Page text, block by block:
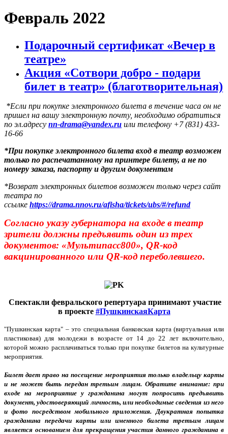
Февраль 2022
Подарочный сертификат «Вечер в
театре»
Акция «Сотвори добро - подари
билет в театр» (благотворительная)
*Если при покупке электронного билета в течение часа он не
пришел на вашу электронную почту, необходимо обратиться
по эл.адресу nn-drama@yandex.ru или телефону +7 (831) 433-
16-66
*При покупке электронного билета вход в театр возможен
только по распечатанному на принтере билету, а не по
номеру заказа, паспорту и другим документам
*Возврат электронных билетов возможен только через сайт
театра по
ссылке https://drama.nnov.ru/afisha/tickets/ubs/#/refund
Согласно указу губернатора на входе в театр
зрители должны предъявить один из трех
документов: «Мультипасc800», QR-код
вакцинированного или QR-код переболевшего.
Спектакли февральского репертуара принимают участие
в проекте #ПушкинскаяКарта
"Пушкинская карта" – это специальная банковская карта (виртуальная или
пластиковая) для молодежи в возрасте от 14 до 22 лет включительно,
которой можно расплачиваться только при покупке билетов на культурные
мероприятия.
Билет дает право на посещение мероприятия только владельцу карты
и не может быть передан третьим лицам. Обратите внимание: при
входе на мероприятие у гражданина могут попросить предъявить
документ, удостоверяющий личность, или необходимые сведения из него
и фото посредством мобильного приложения. Двукратная попытка
гражданина передачи карты или именного билета третьим лицам
является основанием для прекращения участия данного гражданина в